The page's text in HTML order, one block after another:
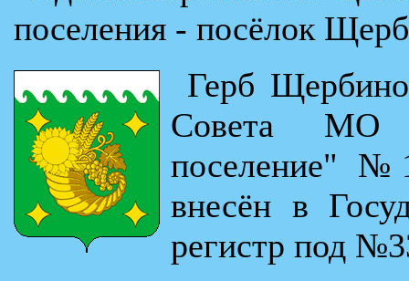
поселения - посёлок
Герб
Совета МО
поселение"
внесён в
регистр под